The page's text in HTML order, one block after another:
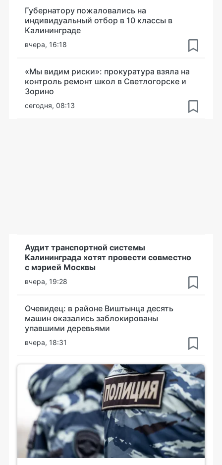
Губернатору пожаловались на
индивидуальный отбор в 10 классы в
Калининграде
вчера, 16:18
«Мы видим риски»: прокуратура взяла на
контроль ремонт школ в Светлогорске и
Зорино
сегодня, 08:13
Аудит транспортной системы
Калининграда хотят провести совместно
с мэрией Москвы
вчера, 19:28
Очевидец: в районе Виштынца десять
машин оказались заблокированы
упавшими деревьями
вчера, 18:31